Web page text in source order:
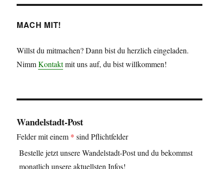
Beiträge
SEIT E
MACH MIT!
Willst du mitmachen? Dann bist du herzlich eingeladen.
NimmKontaktmit uns auf, du bist willkommen!
Wandelstadt-Post
Felder mit einem * sind Pflichtfelder
Bestelle jetzt unsere Wandelstadt-Post und du bekommst
monatlich unsere aktuellsten Infos!